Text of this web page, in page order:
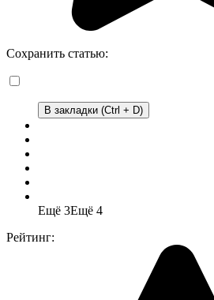
Сохранить статью:
В закладки (Ctrl + D)
Ещё 3Ещё 4
Рейтинг: